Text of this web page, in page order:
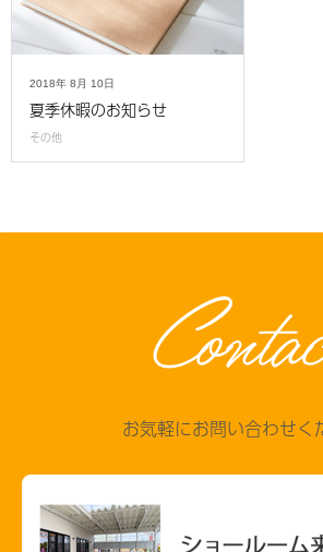
2018年 8月 10日
夏季休暇のお知らせ
その他
お気軽にお問い合わせく